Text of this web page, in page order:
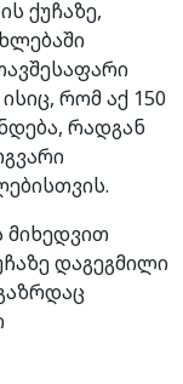
ქუჩაზე,
რომ აქ 150
რადგან
მიხედვით
დაგეგმილი